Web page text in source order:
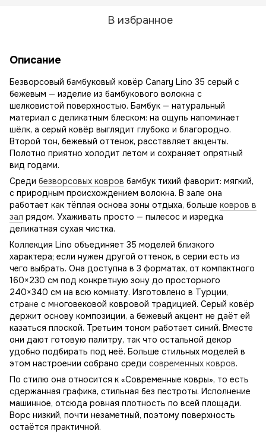
В избранное
Описание
Безворсовый бамбуковый ковёр Canary Lino 35 серый с
бежевым — изделие из бамбукового волокна с
шелковистой поверхностью. Бамбук — натуральный
материал с деликатным блеском: на ощупь напоминает
шёлк, а серый ковёр выглядит глубоко и благородно.
Второй тон, бежевый оттенок, расставляет акценты.
Полотно приятно холодит летом и сохраняет опрятный
вид годами.
Среди безворсовых ковров бамбук тихий фаворит: мягкий,
с природным происхождением волокна. В зале она
работает как тёплая основа зоны отдыха, больше ковров в
зал рядом. Ухаживать просто — пылесос и изредка
деликатная сухая чистка.
Коллекция Lino объединяет 35 моделей близкого
характера; если нужен другой оттенок, в серии есть из
чего выбрать. Она доступна в 3 форматах, от компактного
160×230 см под конкретную зону до просторного
240×340 см на всю комнату. Изготовлено в Турции,
стране с многовековой ковровой традицией. Серый ковёр
держит основу композиции, а бежевый акцент не даёт ей
казаться плоской. Третьим тоном работает синий. Вместе
они дают готовую палитру, так что остальной декор
удобно подбирать под неё. Больше стильных моделей в
этом настроении собрано среди современных ковров.
По стилю она относится к «Современные ковры», то есть
сдержанная графика, стильная без пестроты. Исполнение
машинное, отсюда ровная плотность по всей площади.
Ворс низкий, почти незаметный, поэтому поверхность
остаётся практичной.